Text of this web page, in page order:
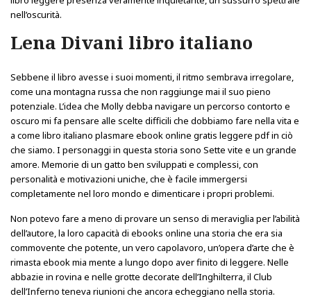
nell’oscurità.
Lena Divani libro italiano
Sebbene il libro avesse i suoi momenti, il ritmo sembrava irregolare,
come una montagna russa che non raggiunge mai il suo pieno
potenziale. L’idea che Molly debba navigare un percorso contorto e
oscuro mi fa pensare alle scelte difficili che dobbiamo fare nella vita e
a come libro italiano plasmare ebook online gratis leggere pdf in ciò
che siamo. I personaggi in questa storia sono Sette vite e un grande
amore. Memorie di un gatto ben sviluppati e complessi, con
personalità e motivazioni uniche, che è facile immergersi
completamente nel loro mondo e dimenticare i propri problemi.
Non potevo fare a meno di provare un senso di meraviglia per l’abilità
dell’autore, la loro capacità di ebooks online una storia che era sia
commovente che potente, un vero capolavoro, un’opera d’arte che è
rimasta ebook mia mente a lungo dopo aver finito di leggere. Nelle
abbazie in rovina e nelle grotte decorate dell’Inghilterra, il Club
dell’Inferno teneva riunioni che ancora echeggiano nella storia.